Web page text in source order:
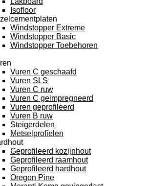
Isofloor
Windstopper Extreme
Windstopper Basic
Windstopper Toebehoren
Vuren C geschaafd
Vuren SLS
Vuren C ruw
Vuren C geimpregneerd
Vuren geprofileerd
Vuren B ruw
Steigerdelen
Metselprofielen
Geprofileerd kozijnhout
Geprofileerd raamhout
Geprofileerd hardhout
Oregon Pine